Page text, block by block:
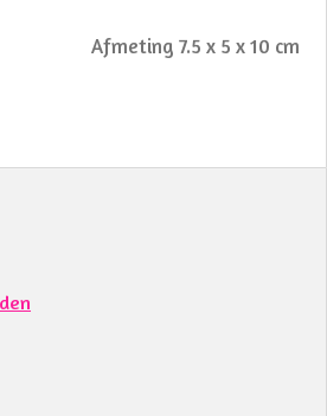
Afmeting 7.5 x 5 x 10 cm